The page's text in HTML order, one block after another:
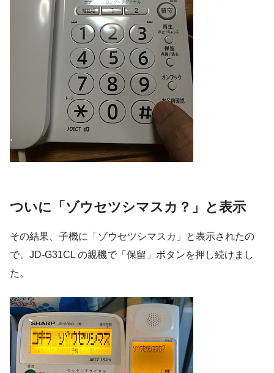
ついに「ゾウセツシマスカ？」と表示
その結果、子機に「ゾウセツシマスカ」と表示されたの
で、JD-G31CL の親機で「保留」ボタンを押し続けまし
た。